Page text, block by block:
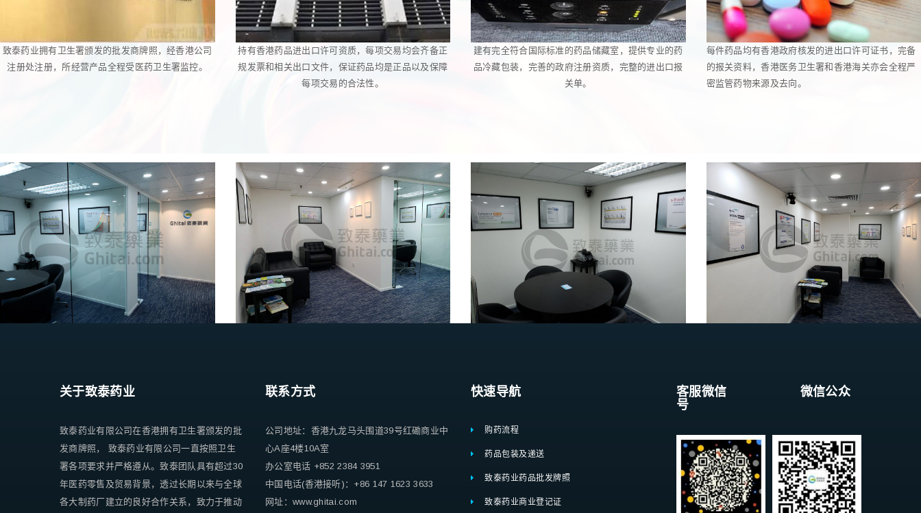
致泰药业拥有卫生署颁发的批发商牌照，经香港公司
注册处注册，所经营产品全程受医药卫生署监控。
持有香港药品进出口许可资质，每项交易均会齐备正
规发票和相关出口文件，保证药品均是正品以及保障
每项交易的合法性。
建有完全符合国际标准的药品储藏室，提供专业的药
品冷藏包装，完善的政府注册资质，完整的进出口报
关单。
每件药品均有香港政府核发的进出口许可证书，完备
的报关资料，香港医务卫生署和香港海关亦会全程严
密监管药物来源及去向。
关于致泰药业
致泰药业有限公司在香港拥有卫生署颁发的批
发商牌照， 致泰药业有限公司一直按照卫生
署各项要求并严格遵从。致泰团队具有超过30
年医药零售及贸易背景，透过长期以来与全球
各大制药厂建立的良好合作关系，致力于推动
联系方式
公司地址：香港九龙马头围道39号红磡商业中
心A座4楼10A室
办公室电话 +852 2384 3951
中国电话(香港接听)：+86 147 1623 3633
网址：www.ghitai.com
快速导航
购药流程
药品包装及递送
致泰药业药品批发牌照
致泰药业商业登记证
客服微信 微信公众
号